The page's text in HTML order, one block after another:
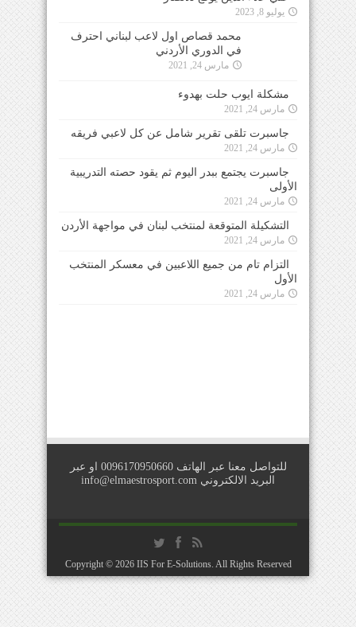
يوليو 8, 2023
محمد قصاص اول لاعب لبناني احترف في الدوري
مارس 24, 2021
مارس 24, 2021
الأولى
مارس 24, 2021
مارس 24, 2021
الأول
مارس 24, 2021
البريد الالكترونيinfo@elmaestrosport.com